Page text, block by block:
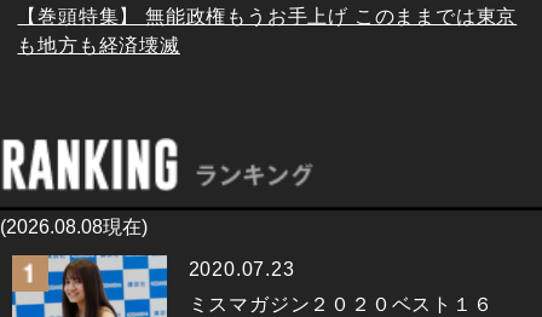
【巻頭特集】 無能政権もうお手上げ このままでは東京
も地方も経済壊滅
(2026.08.08現在)
2020.07.23
ミスマガジン２０２０ベスト１６